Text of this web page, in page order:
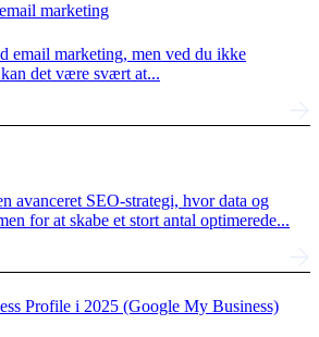
marketing
email marketing, men ved du ikke
det være svært at...
avanceret SEO-strategi, hvor data og
for at skabe et stort antal optimerede...
Profile i 2025 (Google My Business)